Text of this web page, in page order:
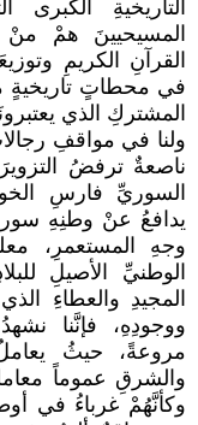
التاريخيةِ
المسيحيينَ همْ منْ
القرآنِ الكريمِ
في محطاتٍ تاريخيةٍ
المشتركِ الذي
ولنا في مواقفِ
ناصعةٌ ترفضُ
السوريِّ فارسِ
يدافعُ عنْ وطنِهِ
وجهِ المستعمرِ،
الوطنيِّ الأصيلِ
المجيدِ والعطاءِ
ووجودِهِ، فإنَّنا
مروعةً، حيثُ
والشرقِ عموماً
وكأنَّهُمْ غرباءُ في